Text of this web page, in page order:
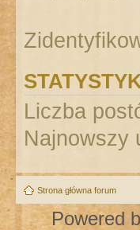
Liczba
Najnowszy
Strona główna forum
Powered